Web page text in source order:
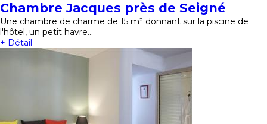
Chambre Jacques près de Seigné
Une chambre de charme de 15 m² donnant sur la piscine de
l'hôtel, un petit havre…
+ Détail